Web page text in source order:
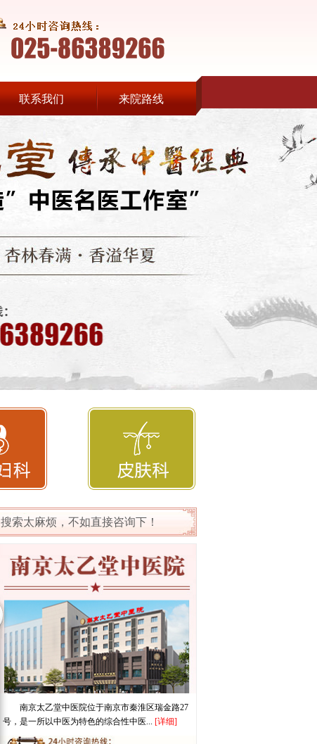
联系我们 来院路线
搜索太麻烦，不如直接咨询下！
南京太乙堂中医院位于南京市秦淮区瑞金路27
号，是一所以中医为特色的综合性中医... [详细]